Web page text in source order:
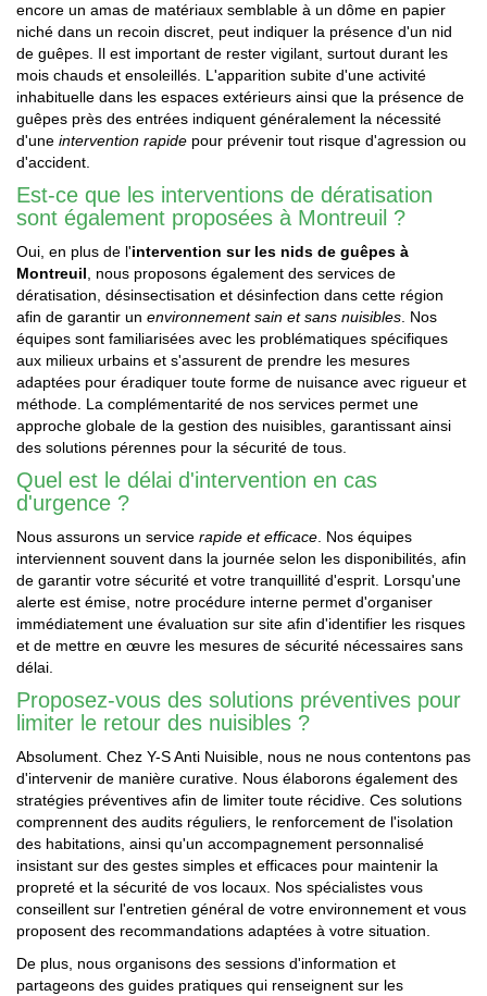
encore un amas de matériaux semblable à un dôme en papier
niché dans un recoin discret, peut indiquer la présence d'un nid
de guêpes. Il est important de rester vigilant, surtout durant les
mois chauds et ensoleillés. L'apparition subite d'une activité
inhabituelle dans les espaces extérieurs ainsi que la présence de
guêpes près des entrées indiquent généralement la nécessité
d'une intervention rapide pour prévenir tout risque d'agression ou
d'accident.
Est-ce que les interventions de dératisation
sont également proposées à Montreuil ?
Oui, en plus de l'intervention sur les nids de guêpes à
Montreuil, nous proposons également des services de
dératisation, désinsectisation et désinfection dans cette région
afin de garantir un environnement sain et sans nuisibles. Nos
équipes sont familiarisées avec les problématiques spécifiques
aux milieux urbains et s'assurent de prendre les mesures
adaptées pour éradiquer toute forme de nuisance avec rigueur et
méthode. La complémentarité de nos services permet une
approche globale de la gestion des nuisibles, garantissant ainsi
des solutions pérennes pour la sécurité de tous.
Quel est le délai d'intervention en cas
d'urgence ?
Nous assurons un service rapide et efficace. Nos équipes
interviennent souvent dans la journée selon les disponibilités, afin
de garantir votre sécurité et votre tranquillité d'esprit. Lorsqu'une
alerte est émise, notre procédure interne permet d'organiser
immédiatement une évaluation sur site afin d'identifier les risques
et de mettre en œuvre les mesures de sécurité nécessaires sans
délai.
Proposez-vous des solutions préventives pour
limiter le retour des nuisibles ?
Absolument. Chez Y-S Anti Nuisible, nous ne nous contentons pas
d'intervenir de manière curative. Nous élaborons également des
stratégies préventives afin de limiter toute récidive. Ces solutions
comprennent des audits réguliers, le renforcement de l'isolation
des habitations, ainsi qu'un accompagnement personnalisé
insistant sur des gestes simples et efficaces pour maintenir la
propreté et la sécurité de vos locaux. Nos spécialistes vous
conseillent sur l'entretien général de votre environnement et vous
proposent des recommandations adaptées à votre situation.
De plus, nous organisons des sessions d'information et
partageons des guides pratiques qui renseignent sur les